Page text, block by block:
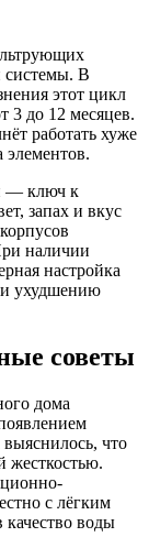
системы. В
этот цикл
3 до 12 месяцев.
работать хуже
элементов.
— ключ к
запах и вкус
наличии
настройка
ухудшению
советы
дома
выяснилось, что
жесткостью.
с лёгким
воды